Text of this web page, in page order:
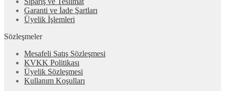
Garanti ve İade Şartları
Üyelik İşlemleri
Sözleşmeler
Mesafeli Satış Sözleşmesi
KVKK Politikası
Üyelik Sözleşmesi
Kullanım Koşulları